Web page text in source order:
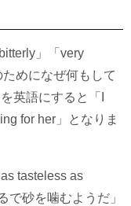
」「very
めになぜ何もして
英語にすると「I
for her」となりま
tasteless as
で砂を噛むようだ」